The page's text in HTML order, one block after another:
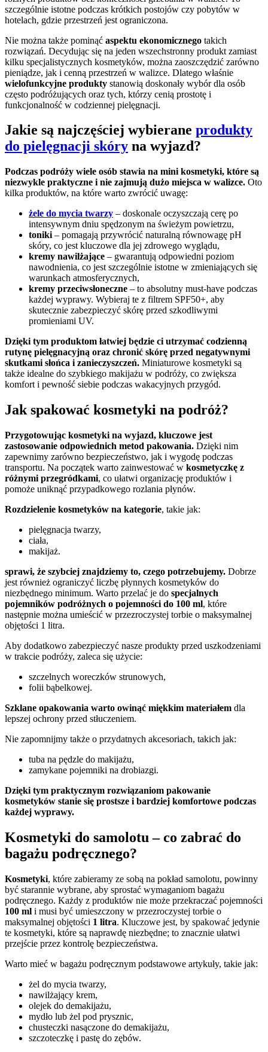
szczególnie istotne podczas krótkich postojów czy pobytów w
hotelach, gdzie przestrzeń jest ograniczona.
Nie można także pominąć aspektu ekonomicznego takich
rozwiązań. Decydując się na jeden wszechstronny produkt zamiast
kilku specjalistycznych kosmetyków, można zaoszczędzić zarówno
pieniądze, jak i cenną przestrzeń w walizce. Dlatego właśnie
wielofunkcyjne produkty stanowią doskonały wybór dla osób
często podróżujących oraz tych, którzy cenią prostotę i
funkcjonalność w codziennej pielęgnacji.
Jakie są najczęściej wybierane produkty
do pielęgnacji skóry na wyjazd?
Podczas podróży wiele osób stawia na mini kosmetyki, które są
niezwykle praktyczne i nie zajmują dużo miejsca w walizce. Oto
kilka produktów, na które warto zwrócić uwagę:
żele do mycia twarzy – doskonale oczyszczają cerę po
intensywnym dniu spędzonym na świeżym powietrzu,
toniki – pomagają przywrócić naturalną równowagę pH
skóry, co jest kluczowe dla jej zdrowego wyglądu,
kremy nawilżające – gwarantują odpowiedni poziom
nawodnienia, co jest szczególnie istotne w zmieniających się
warunkach atmosferycznych,
kremy przeciwsłoneczne – to absolutny must-have podczas
każdej wyprawy. Wybieraj te z filtrem SPF50+, aby
skutecznie zabezpieczyć skórę przed szkodliwymi
promieniami UV.
Dzięki tym produktom łatwiej będzie ci utrzymać codzienną
rutynę pielęgnacyjną oraz chronić skórę przed negatywnymi
skutkami słońca i zanieczyszczeń. Miniaturowe kosmetyki są
także idealne do szybkiego makijażu w podróży, co zwiększa
komfort i pewność siebie podczas wakacyjnych przygód.
Jak spakować kosmetyki na podróż?
Przygotowując kosmetyki na wyjazd, kluczowe jest
zastosowanie odpowiednich metod pakowania. Dzięki nim
zapewnimy zarówno bezpieczeństwo, jak i wygodę podczas
transportu. Na początek warto zainwestować w kosmetyczkę z
różnymi przegródkami, co ułatwi organizację produktów i
pomoże uniknąć przypadkowego rozlania płynów.
Rozdzielenie kosmetyków na kategorie, takie jak:
pielęgnacja twarzy,
ciała,
makijaż.
sprawi, że szybciej znajdziemy to, czego potrzebujemy. Dobrze
jest również ograniczyć liczbę płynnych kosmetyków do
niezbędnego minimum. Warto przelać je do specjalnych
pojemników podróżnych o pojemności do 100 ml, które
następnie można umieścić w przezroczystej torbie o maksymalnej
objętości 1 litra.
Aby dodatkowo zabezpieczyć nasze produkty przed uszkodzeniami
w trakcie podróży, zaleca się użycie:
szczelnych woreczków strunowych,
folii bąbelkowej.
Szklane opakowania warto owinąć miękkim materiałem dla
lepszej ochrony przed stłuczeniem.
Nie zapomnijmy także o przydatnych akcesoriach, takich jak:
tuba na pędzle do makijażu,
zamykane pojemniki na drobiazgi.
Dzięki tym praktycznym rozwiązaniom pakowanie
kosmetyków stanie się prostsze i bardziej komfortowe podczas
każdej wyprawy.
Kosmetyki do samolotu – co zabrać do
bagażu podręcznego?
Kosmetyki, które zabieramy ze sobą na pokład samolotu, powinny
być starannie wybrane, aby sprostać wymaganiom bagażu
podręcznego. Każdy z produktów nie może przekraczać pojemności
100 ml i musi być umieszczony w przezroczystej torbie o
maksymalnej objętości 1 litra. Kluczowe jest, by spakować jedynie
te kosmetyki, które są naprawdę niezbędne; to znacznie ułatwi
przejście przez kontrolę bezpieczeństwa.
Warto mieć w bagażu podręcznym podstawowe artykuły, takie jak:
żel do mycia twarzy,
nawilżający krem,
olejek do demakijażu,
mydło lub żel pod prysznic,
chusteczki nasączone do demakijażu,
szczoteczkę i pastę do zębów.